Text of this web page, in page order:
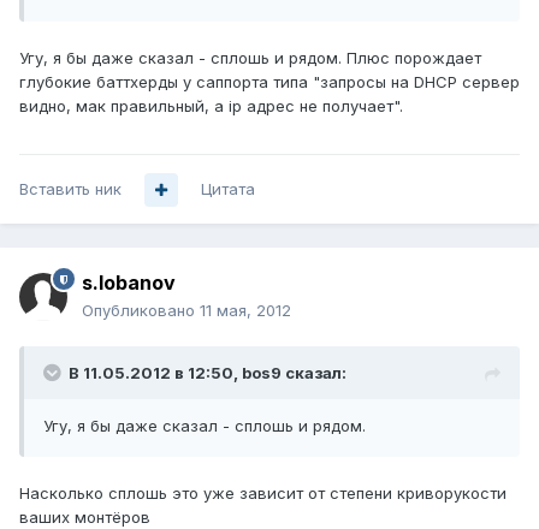
Угу, я бы даже сказал - сплошь и рядом. Плюс порождает
глубокие баттхерды у саппорта типа "запросы на DHCP сервер
видно, мак правильный, а ip адрес не получает".
Вставить ник Цитата
s.lobanov
Опубликовано 11 мая, 2012
В 11.05.2012 в 12:50, bos9 сказал:
Угу, я бы даже сказал - сплошь и рядом.
Насколько сплошь это уже зависит от степени криворукости
ваших монтёров